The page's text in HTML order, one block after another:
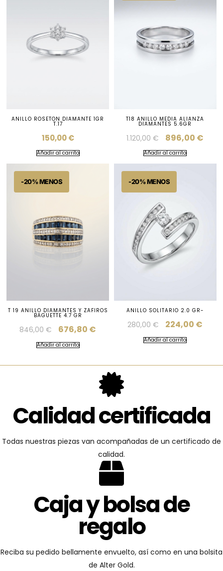
ANILLO ROSETON DIAMANTE 1GR
T.17
150,00€
Añadir al carrito
T18 ANILLO MEDIA ALIANZA
DIAMANTES 5.6GR
1.120,00€ 896,00 €
Añadir al carrito
T 19 ANILLO DIAMANTES Y ZAFIROS
BAGUETTE 4.7 GR
846,00€ 676,80 €
Añadir al carrito
ANILLO SOLITARIO 2.0 GR-
280,00€ 224,00 €
Añadir al carrito
Calidad certificada
Todas nuestras piezas van acompañadas de un certificado de
calidad.
Caja y bolsa de
regalo
Reciba su pedido bellamente envuelto, así como en una bolsita
de Alter Gold.